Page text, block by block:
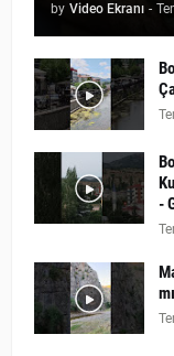
by Video Ekranı -
-